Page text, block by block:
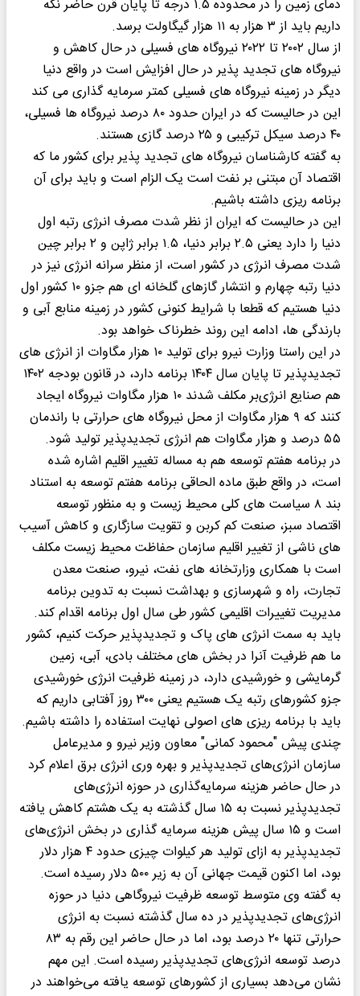
دمای زمین را در محدوده ۱.۵ درجه تا پایان قرن حاضر نگه
داریم باید از ۳ هزار به ۱۱ هزار گیگاولت برسد.
از سال ۲۰۰۲ تا ۲۰۲۲ نیروگاه های فسیلی در حال کاهش و
نیروگاه های تجدید پذیر در حال افزایش است در واقع دنیا
دیگر در زمینه نیروگاه های فسیلی کمتر سرمایه گذاری می کند
این در حالیست که در ایران حدود ۸۰ درصد نیروگاه ها فسیلی،
۴۰ درصد سیکل ترکیبی و ۲۵ درصد گازی هستند.
به گفته کارشناسان نیروگاه های تجدید پذیر برای کشور ما که
اقتصاد آن مبتنی بر نفت است یک الزام است و باید برای آن
برنامه ریزی داشته باشیم.
این در حالیست که ایران از نظر شدت مصرف انرژی رتبه اول
دنیا را دارد یعنی ۲.۵ برابر دنیا، ۱.۵ برابر ژاپن و ۲ برابر چین
شدت مصرف انرژی در کشور است، از منظر سرانه انرژی نیز در
دنیا رتبه چهارم و انتشار گازهای گلخانه ای هم جزو ۱۰ کشور اول
دنیا هستیم که قطعا با شرایط کنونی کشور در زمینه منابع آبی و
بارندگی ها، ادامه این روند خطرناک خواهد بود.
در این راستا وزارت نیرو برای تولید ۱۰ هزار مگاوات از انرژی های
تجدیدپذیر تا پایان سال ۱۴۰۴ برنامه دارد، در قانون بودجه ۱۴۰۲
هم صنایع انرژی‌بر مکلف شدند ۱۰ هزار مگاوات نیروگاه ایجاد
کنند که ۹ هزار مگاوات از محل نیروگاه های حرارتی با راندمان
۵۵ درصد و هزار مگاوات هم انرژی تجدیدپذیر تولید شود.
در برنامه هفتم توسعه هم به مساله تغییر اقلیم اشاره شده
است، در واقع طبق ماده الحاقی برنامه هفتم توسعه به استناد
بند ۸ سیاست های کلی محیط زیست و به منظور توسعه
اقتصاد سبز، صنعت کم کربن و تقویت سازگاری و کاهش آسیب
های ناشی از تغییر اقلیم سازمان حفاظت محیط زیست مکلف
است با همکاری وزارتخانه های نفت، نیرو، صنعت معدن
تجارت، راه و شهرسازی و بهداشت نسبت به تدوین برنامه
مدیریت تغییرات اقلیمی کشور طی سال اول برنامه اقدام کند.
باید به سمت انرژی های پاک و تجدیدپذیر حرکت کنیم، کشور
ما هم ظرفیت آنرا در بخش های مختلف بادی، آبی، زمین
گرمایشی و خورشیدی دارد، در زمینه ظرفیت انرژی خورشیدی
جزو کشورهای رتبه یک هستیم یعنی ۳۰۰ روز آفتابی داریم که
باید با برنامه ریزی های اصولی نهایت استفاده را داشته باشیم.
چندی پیش "محمود کمانی" معاون وزیر نیرو و مدیر‌عامل
سازمان انرژی‌های تجدیدپذیر و بهره وری انرژی برق اعلام کرد
در حال حاضر هزینه سرمایه‌گذاری در حوزه انرژی‌های
تجدیدپذیر نسبت به ۱۵ سال گذشته به یک هشتم کاهش یافته
است و ۱۵ سال پیش هزینه سرمایه گذاری در بخش انرژی‌های
تجدیدپذیر به ازای تولید هر کیلوات چیزی حدود ۴ هزار دلار
بود، اما اکنون قیمت جهانی آن به زیر ۵۰۰ دلار رسیده است.
به گفته وی متوسط توسعه ظرفیت نیروگاهی دنیا در حوزه
انرژی‌های تجدیدپذیر در ده سال گذشته نسبت به انرژی
حرارتی تنها ۲۰ درصد بود، اما در حال حاضر این رقم به ۸۳
درصد توسعه انرژی‌های تجدیدپذیر رسیده است. این مهم
نشان می‌دهد بسیاری از کشور‌های توسعه یافته می‌خواهند در